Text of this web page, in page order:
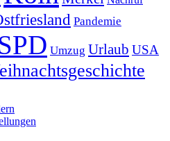
Pandemie
Umzug Urlaub USA